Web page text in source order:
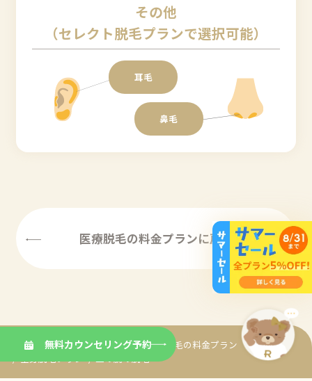
その他
（セレクト脱毛プランで選択可能）
耳毛
鼻毛
医療脱毛の料金プランに戻る
医療脱毛専門のリゼクリニック
医療脱毛の料⾦プラン
全身脱毛プラン
二の腕の脱毛
無料カウンセリング予約